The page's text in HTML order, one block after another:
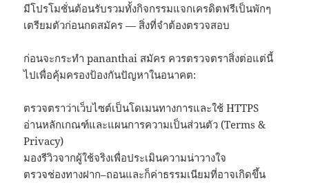
มีโปรโมชั่นต้อนรับรวมทั้งกิจกรรมแจกเครดิตฟรีเป็นพักๆ
เตรียมตัวก่อนกดสมัคร — สิ่งที่จำต้องตรวจสอบ
ก่อนจะกระทำ pananthai สมัคร ควรตรวจตราสิ่งต่อแต่นี้
ไปเพื่อคุ้มครองป้องกันปัญหาในอนาคต:
ตรวจตราว่าเว็บไซต์เป็นโดเมนทางการและใช้ HTTPS
อ่านหลักเกณฑ์และแผนการความเป็นส่วนตัว (Terms &
Privacy)
มองรีวิวจากผู้ใช้จริงเพื่อประเมินความน่าวางใจ
ตรวจช่องทางฝาก–ถอนและก็ค่าธรรมเนียมที่อาจเกิดขึ้น